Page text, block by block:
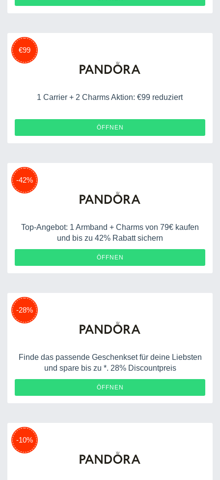
€99
1 Carrier + 2 Charms Aktion: €99 reduziert
ÖFFNEN
-42%
Top-Angebot: 1 Armband + Charms von 79€ kaufen
und bis zu 42% Rabatt sichern
ÖFFNEN
-28%
Finde das passende Geschenkset für deine Liebsten
und spare bis zu *. 28% Discountpreis
ÖFFNEN
-10%